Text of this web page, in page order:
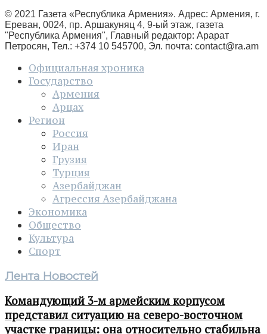
© 2021 Газета «Республика Армения». Адрес: Армения, г.
Ереван, 0024, пр. Аршакуняц 4, 9-ый этаж, газета
"Республика Армения", Главный редактор: Арарат
Петросян, Тел.: +374 10 545700, Эл. почта: contact@ra.am
Официальная хроника
Государство
Армения
Арцах
Регион
Россия
Иран
Грузия
Турция
Азербайджан
Агрессия Азербайджана
Экономика
Общество
Культура
Спорт
Лента Новостей
Командующий 3-м армейским корпусом
представил ситуацию на северо-восточном
участке границы: она относительно стабильна